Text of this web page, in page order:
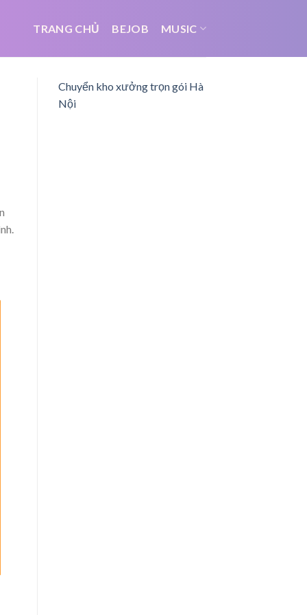
TRANG CHỦ BEJOB MUSIC
Chuyển kho xưởng trọn gói Hà
Nội